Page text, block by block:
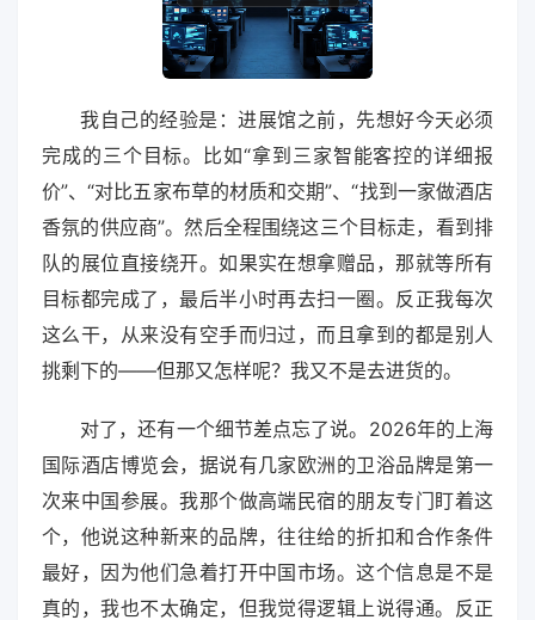
我自己的经验是：进展馆之前，先想好今天必须
完成的三个目标。比如“拿到三家智能客控的详细报
价”、“对比五家布草的材质和交期”、“找到一家做酒店
香氛的供应商”。然后全程围绕这三个目标走，看到排
队的展位直接绕开。如果实在想拿赠品，那就等所有
目标都完成了，最后半小时再去扫一圈。反正我每次
这么干，从来没有空手而归过，而且拿到的都是别人
挑剩下的——但那又怎样呢？我又不是去进货的。
对了，还有一个细节差点忘了说。2026年的上海
国际酒店博览会，据说有几家欧洲的卫浴品牌是第一
次来中国参展。我那个做高端民宿的朋友专门盯着这
个，他说这种新来的品牌，往往给的折扣和合作条件
最好，因为他们急着打开中国市场。这个信息是不是
真的，我也不太确定，但我觉得逻辑上说得通。反正